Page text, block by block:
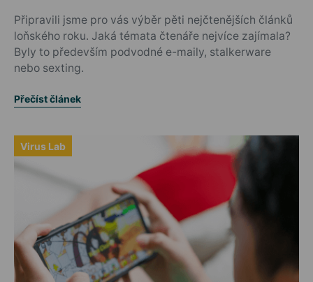
Připravili jsme pro vás výběr pěti nejčtenějších článků
loňského roku. Jaká témata čtenáře nejvíce zajímala?
Byly to především podvodné e-maily, stalkerware
nebo sexting.
Přečíst článek
Virus Lab